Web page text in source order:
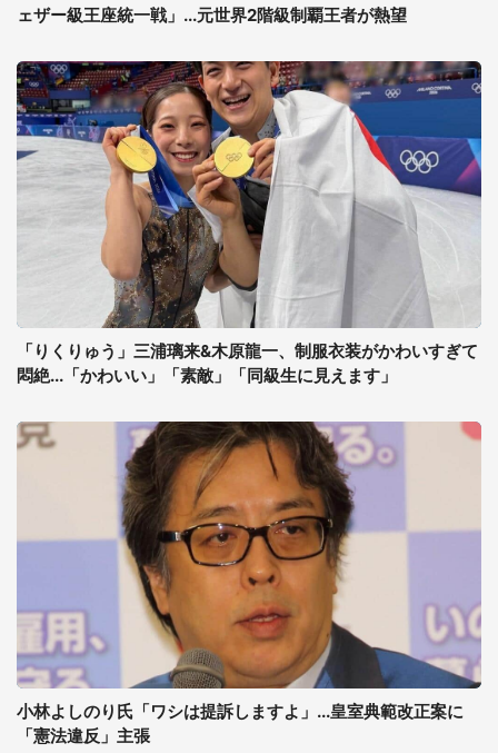
ェザー級王座統一戦」...元世界2階級制覇王者が熱望
「りくりゅう」三浦璃来&木原龍一、制服衣装がかわいすぎて
悶絶...「かわいい」「素敵」「同級生に見えます」
小林よしのり氏「ワシは提訴しますよ」...皇室典範改正案に
「憲法違反」主張